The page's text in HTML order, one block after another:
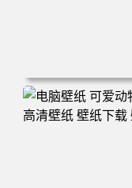
电脑壁纸 动漫 冬季
160 电脑桌面 高清